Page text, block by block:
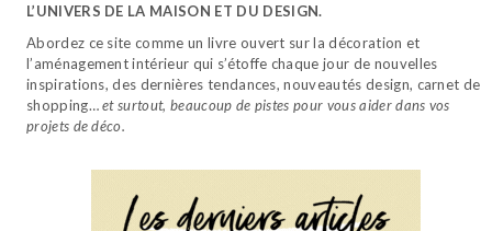
L’UNIVERS DE LA MAISON ET DU DESIGN.
Abordez ce site comme un livre ouvert sur la décoration et
l’aménagement intérieur qui s’étoffe chaque jour de nouvelles
inspirations, des dernières tendances, nouveautés design, carnet de
shopping…et surtout, beaucoup de pistes pour vous aider dans vos
projets de déco.